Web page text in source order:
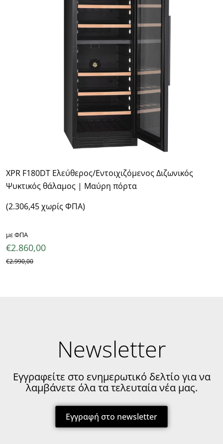
XPR F180DT Ελεύθερος/Εντοιχιζόμενος Διζωνικός
Ψυκτικός θάλαμος | Μαύρη πόρτα
€2.990,00
€2.860,00
με ΦΠΑ
(2.306,45 χωρίς ΦΠΑ)
Newsletter
Εγγραφείτε στο ενημερωτικό δελτίο για να
λαμβάνετε όλα τα τελευταία νέα μας.
Εγγραφή στο newsletter